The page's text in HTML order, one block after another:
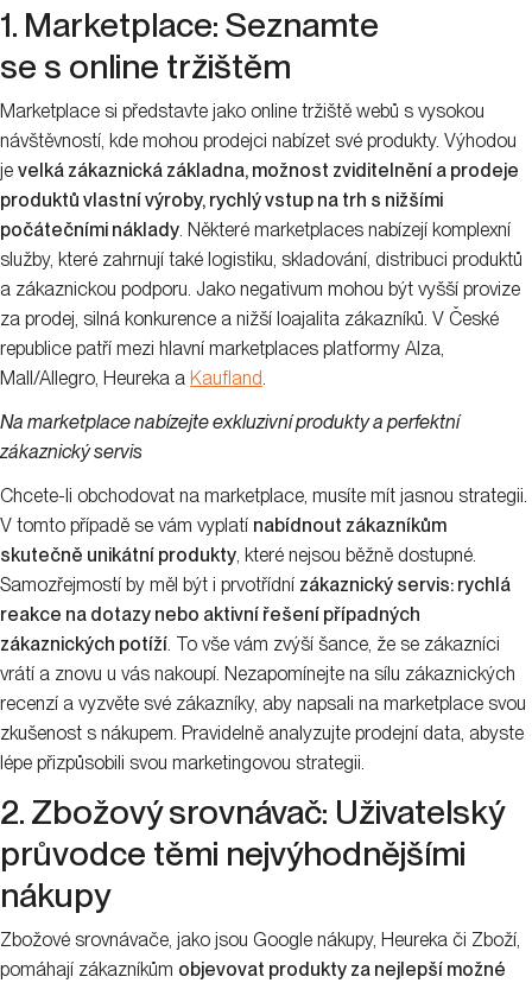
1. Marketplace: Seznamte
se s online tržištěm
Marketplace si představte jako online tržiště webů s vysokou
návštěvností, kde mohou prodejci nabízet své produkty. Výhodou
je velká zákaznická základna, možnost zviditelnění a prodeje
produktů vlastní výroby, rychlý vstup na trh s nižšími
počátečními náklady. Některé marketplaces nabízejí komplexní
služby, které zahrnují také logistiku, skladování, distribuci produktů
a zákaznickou podporu. Jako negativum mohou být vyšší provize
za prodej, silná konkurence a nižší loajalita zákazníků. V České
republice patří mezi hlavní marketplaces platformy Alza,
Mall/Allegro, Heureka a Kaufland.
Na marketplace nabízejte exkluzivní produkty a perfektní
zákaznický servis
Chcete-li obchodovat na marketplace, musíte mít jasnou strategii.
V tomto případě se vám vyplatí nabídnout zákazníkům
skutečně unikátní produkty, které nejsou běžně dostupné.
Samozřejmostí by měl být i prvotřídní zákaznický servis: rychlá
reakce na dotazy nebo aktivní řešení případných
zákaznických potíží. To vše vám zvýší šance, že se zákazníci
vrátí a znovu u vás nakoupí. Nezapomínejte na sílu zákaznických
recenzí a vyzvěte své zákazníky, aby napsali na marketplace svou
zkušenost s nákupem. Pravidelně analyzujte prodejní data, abyste
lépe přizpůsobili svou marketingovou strategii.
2. Zbožový srovnávač: Uživatelský
průvodce těmi nejvýhodnějšími
nákupy
Zbožové srovnávače, jako jsou Google nákupy, Heureka či Zboží,
pomáhají zákazníkům objevovat produkty za nejlepší možné